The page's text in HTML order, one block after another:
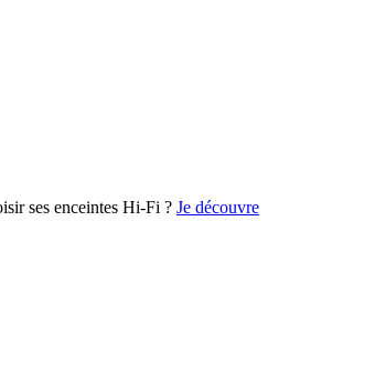
ses enceintes Hi-Fi ? Je découvre